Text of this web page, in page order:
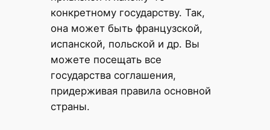
конкретному государству. Так,
она может быть французской,
испанской, польской и др. Вы
можете посещать все
государства соглашения,
придерживая правила основной
страны.